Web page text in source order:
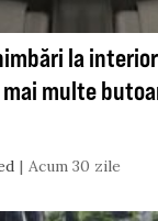
la
multe
Acum 30 zile